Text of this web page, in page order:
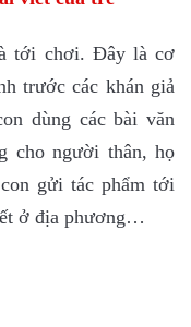
tới chơi. Đây là cơ
trước các khán giả
dùng các bài văn
cho người thân, họ
gửi tác phẩm tới
ở địa phương…